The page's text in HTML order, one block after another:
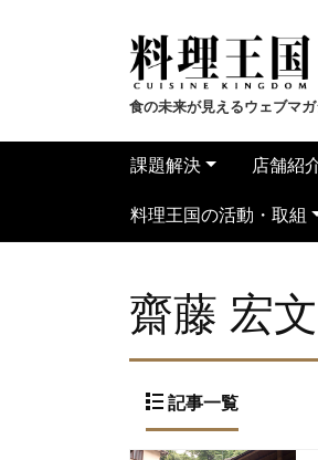
食の未来が見えるウェブマ
課題解決 店舗紹
料理王国の活動・取組
齋藤 宏文
記事一覧